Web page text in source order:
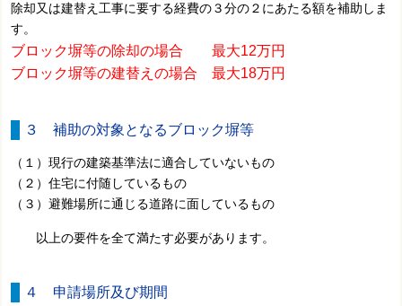
除却又は建替え工事に要する経費の３分の２にあたる額を補助しま
す。
ブロック塀等の除却の場合 最大12万円
ブロック塀等の建替えの場合 最大18万円
３ 補助の対象となるブロック塀等
（１）現行の建築基準法に適合していないもの
（２）住宅に付随しているもの
（３）避難場所に通じる道路に面しているもの
以上の要件を全て満たす必要があります。
４ 申請場所及び期間